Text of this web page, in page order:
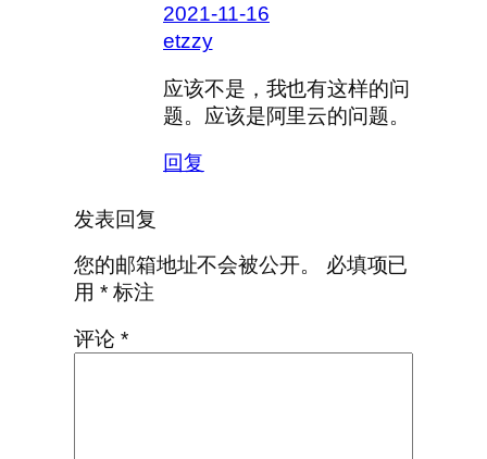
2021-11-16
etzzy
应该不是，我也有这样的问
题。应该是阿里云的问题。
回复
发表回复
您的邮箱地址不会被公开。
必填项已
用 *标注
评论 *